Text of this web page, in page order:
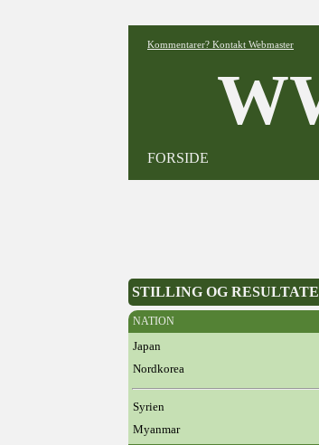
Kommentarer? Kontakt Webmaster
FORSIDE
STILLING OG
NATION
Japan
Nordkorea
Syrien
Myanmar